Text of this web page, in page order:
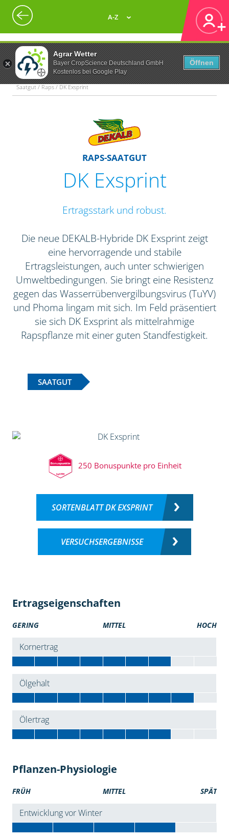
Agrar Wetter
Bayer CropScience Deutschland GmbH
Kostenlos bei Google Play
Öffnen
A-Z
Saatgut / Raps / DK Exsprint
RAPS-SAATGUT
DK Exsprint
Ertragsstark und robust.
Die neue DEKALB-Hybride DK Exsprint zeigt
eine hervorragende und stabile
Ertragsleistungen, auch unter schwierigen
Umweltbedingungen. Sie bringt eine Resistenz
gegen das Wasserrübenvergilbungsvirus (TuYV)
und Phoma lingam mit sich. Im Feld präsentiert
sie sich DK Exsprint als mittelrahmige
Rapspflanze mit einer guten Standfestigkeit.
SAATGUT
250 Bonuspunkte pro Einheit
SORTENBLATT DK EXSPRINT
VERSUCHSERGEBNISSE
Ertragseigenschaften
GERING MITTEL HOCH
Kornertrag
Ölgehalt
Ölertrag
Pflanzen-Physiologie
FRÜH MITTEL SPÄT
Entwicklung vor Winter